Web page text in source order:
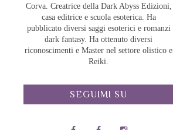
Corva. Creatrice della Dark Abyss Edizioni,
casa editrice e scuola esoterica. Ha
pubblicato diversi saggi esoterici e romanzi
dark fantasy. Ha ottenuto diversi
riconoscimenti e Master nel settore olistico e
Reiki.
SEGUIMI SU